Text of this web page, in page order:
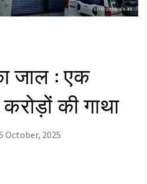
जाल : एक
की गाथा
October, 2025